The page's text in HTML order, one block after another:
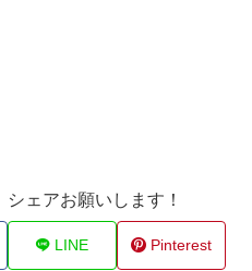
ェアお願いします！
LINE Pinterest